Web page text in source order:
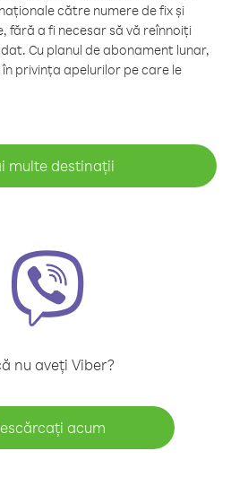
către numere de fix și
fără a fi necesar să vă reînnoiți
Cu planul de abonament lunar,
privința apelurilor pe care le
multe destinații
nu aveți Viber?
acum